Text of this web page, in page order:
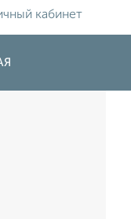
кабинет